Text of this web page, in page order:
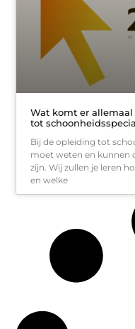
Wat komt er
tot
Bij de opleiding tot
moet weten en kunnen
zijn. Wij zullen je leren
en welke